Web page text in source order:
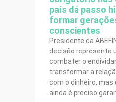
país dá passo
formar
conscientes
Presidente da
decisão representa
combater o
transformar a
com o dinheiro, mas
ainda é preciso